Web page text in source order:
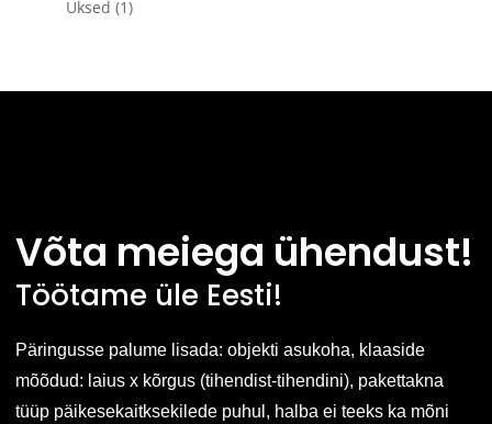
Uksed (1)
Võta meiega ühendust!
Töötame üle Eesti!
Päringusse palume lisada: objekti asukoha, klaaside
mõõdud: laius x kõrgus (tihendist-tihendini), pakettakna
tüüp päikesekaitksekilede puhul, halba ei teeks ka mõni